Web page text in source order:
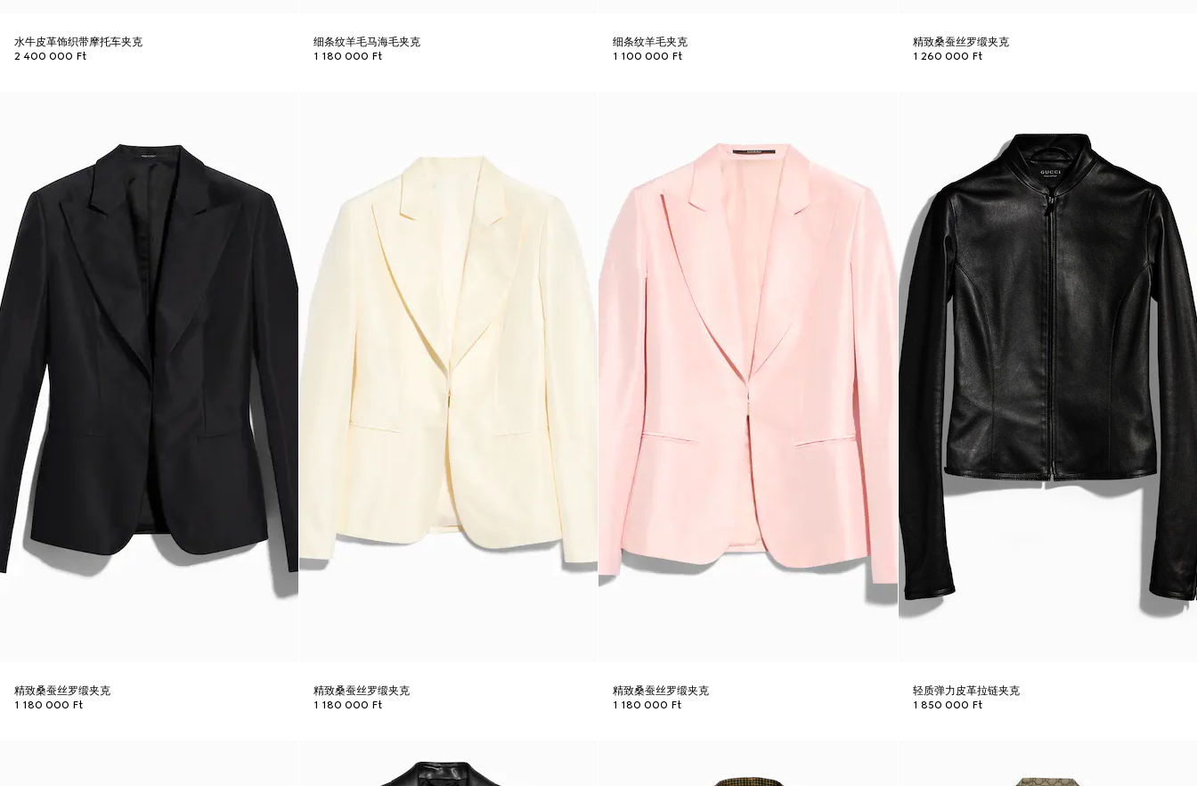
水牛皮革饰织带摩托车夹克
2 400 000 Ft
细条纹羊毛马海毛夹克
1 180 000 Ft
细条纹羊毛夹克
1 100 000 Ft
精致桑蚕丝罗缎夹克
1 260 000 Ft
精致桑蚕丝罗缎夹克
1 180 000 Ft
精致桑蚕丝罗缎夹克
1 180 000 Ft
精致桑蚕丝罗缎夹克
1 180 000 Ft
轻质弹力皮革拉链夹克
1 850 000 Ft